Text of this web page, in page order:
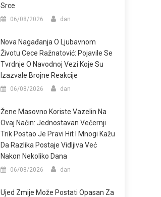
Srce
06/08/2026 dan
Nova Nagađanja O Ljubavnom
Životu Cece Ražnatović: Pojavile Se
Tvrdnje O Navodnoj Vezi Koje Su
Izazvale Brojne Reakcije
06/08/2026 dan
Žene Masovno Koriste Vazelin Na
Ovaj Način: Jednostavan Večernji
Trik Postao Je Pravi Hit I Mnogi Kažu
Da Razlika Postaje Vidljiva Već
Nakon Nekoliko Dana
06/08/2026 dan
Ujed Zmije Može Postati Opasan Za